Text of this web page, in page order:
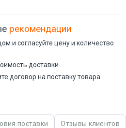
рекомендации
и согласуйте цену и количество
доставки
договор на поставку товара
поставки Отзывы клиентов